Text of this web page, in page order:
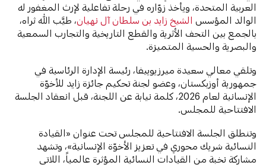
العربية المتحدة، ويأخذ زوّاره في رحلة تفاعلية لإرث المغفور له
الوالد المؤسسالشيخ زايد بن سلطان آل نهيان، طيَّب الله ثراه،
بالجمع بين التحف الأثرية والقطع التاريخية والتجارب السمعية
والبصرية والحسية المتميزة.
وتلقي معالي سعيدة ميرزيوييفا، رئيسة الإدارة الرئاسية في
جمهورية أوزبكستان، وعضو لجنة تحكيم جائزة زايد للأخوّة
الإنسانية لعام 2026، كلمة نيابة عن اللجنة، قبل انعقاد الجلسة
الافتتاحية للمجلس.
وتنطلق الجلسة الافتتاحية للمجلس تحت عنوان «القيادة
النسائية شريك محوري في تعزيز الأخوّة الإنسانية»، وتشهد
مشاركة نخبة من القيادات النسائية المؤثرة عالمياً، اللاتي